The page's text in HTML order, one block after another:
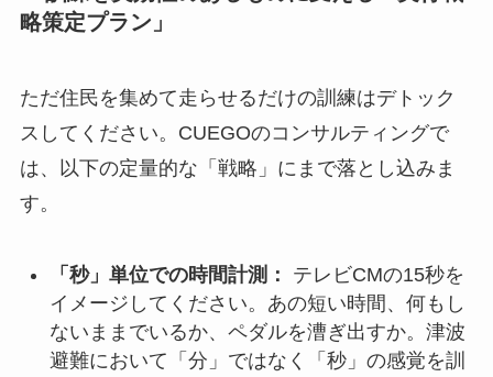
略策定プラン」
ただ住民を集めて走らせるだけの訓練はデトック
スしてください。CUEGOのコンサルティングで
は、以下の定量的な「戦略」にまで落とし込みま
す。
「秒」単位での時間計測：
テレビCMの15秒を
イメージしてください。あの短い時間、何もし
ないままでいるか、ペダルを漕ぎ出すか。津波
避難において「分」ではなく「秒」の感覚を訓